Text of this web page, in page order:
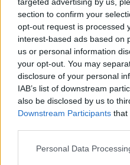
section to confirm your
opt-out request is processed
interest-based ads based on
us or personal information
your opt-out. You may
disclosure of your personal
IAB’s list of downstream
also be disclosed by us to
Downstream Participants that
Personal Data